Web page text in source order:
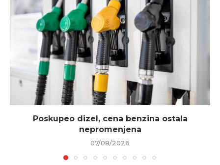
Poskupeo dizel, cena benzina ostala
nepromenjena
07/08/2026